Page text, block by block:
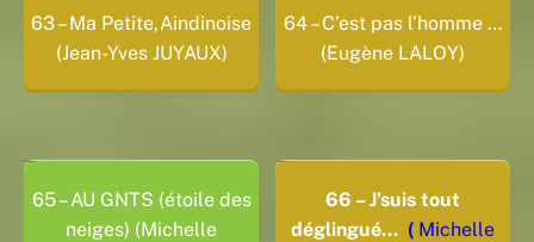
63 – Ma Petite,Aindinoise
(Jean-Yves JUYAUX)
64 – C’est pas l’homme …
(Eugène LALOY)
65 – AU GNTS (étoile des
neiges) (Michelle
66 – J’suis tout
déglingué… (Michelle